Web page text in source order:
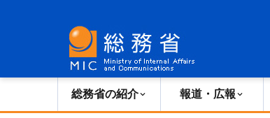
総務省の紹介 報道・広報